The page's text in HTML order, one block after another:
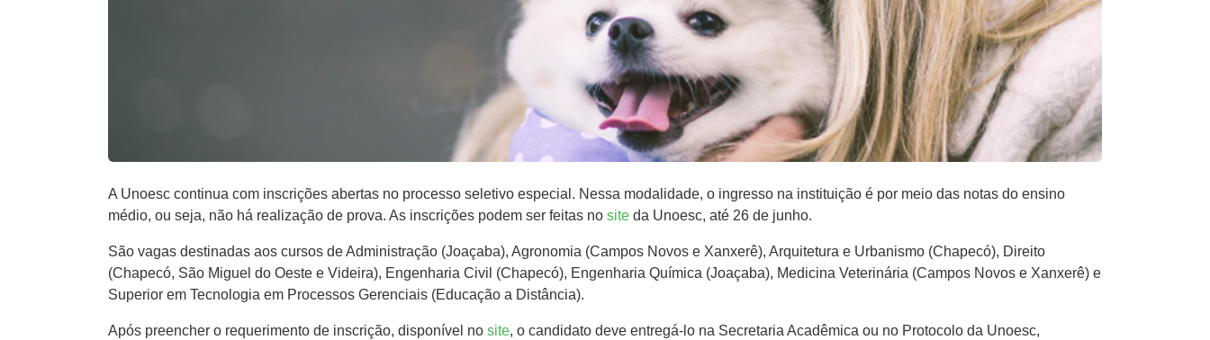
A Unoesc continua com inscrições abertas no processo seletivo especial. Nessa modalidade, o ingresso na instituição é por meio das notas do ensino
médio, ou seja, não há realização de prova. As inscrições podem ser feitas no site da Unoesc, até 26 de junho.
São vagas destinadas aos cursos de Administração (Joaçaba), Agronomia (Campos Novos e Xanxerê), Arquitetura e Urbanismo (Chapecó), Direito
(Chapecó, São Miguel do Oeste e Videira), Engenharia Civil (Chapecó), Engenharia Química (Joaçaba), Medicina Veterinária (Campos Novos e Xanxerê) e
Superior em Tecnologia em Processos Gerenciais (Educação a Distância).
Após preencher o requerimento de inscrição, disponível no site, o candidato deve entregá-lo na Secretaria Acadêmica ou no Protocolo da Unoesc,